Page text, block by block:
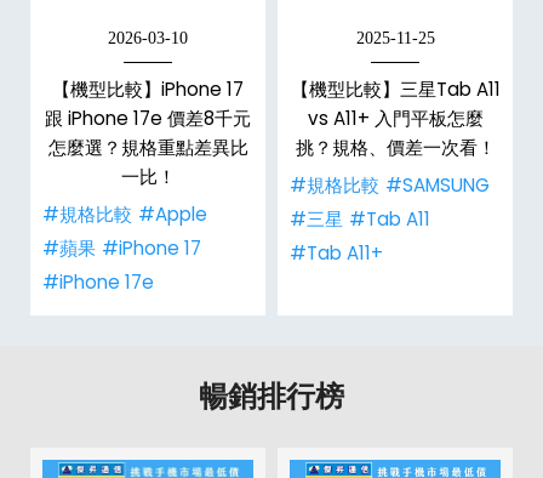
2026-03-10
【機型比較】iPhone 17
跟 iPhone 17e 價差8千元
怎麼選？規格重點差異比
一比！
#規格比較 #Apple
#蘋果 #iPhone 17
#iPhone 17e
2025-11-25
【機型比較】三星Tab A11
vs A11+ 入門平板怎麼
挑？規格、價差一次看！
#規格比較 #SAMSUNG
#三星 #Tab A11
#Tab A11+
暢銷排行榜